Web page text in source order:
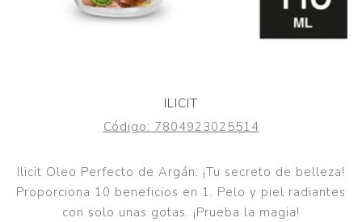
ILICIT
Código: 7804923025514
Ilicit Oleo Perfecto de Argán: ¡Tu secreto de belleza!
Proporciona 10 beneficios en 1. Pelo y piel radiantes
con solo unas gotas. ¡Prueba la magia!